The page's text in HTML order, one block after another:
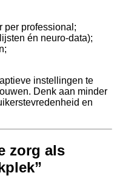
per professional;
én neuro-data);
instellingen te
Denk aan minder
en
zorg als